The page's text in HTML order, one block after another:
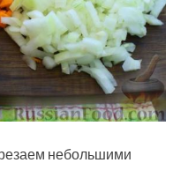
небольшими